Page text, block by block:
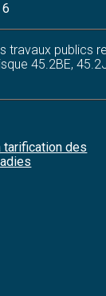
travaux publics
45.2BE,
tarification des